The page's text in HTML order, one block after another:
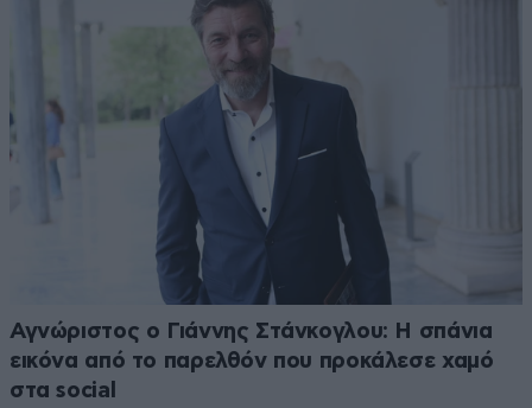
Αγνώριστος ο Γιάννης Στάνκογλου: Η σπάνια
εικόνα από το παρελθόν που προκάλεσε χαμό
στα social